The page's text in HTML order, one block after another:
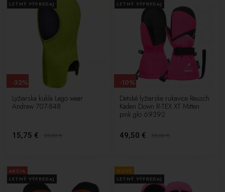
LETNÝ VÝPREDAJ
Lyžiarska kukla Lego wear
Andrew 707-848
15,75 € 23,00€
-32%
LETNÝ VÝPREDAJ
Detské lyžiarske rukavice Reusch
Kaden Down R-TEX XT Mitten
pink glo 69392
49,50 € 55,00€
-10%
AKCIA
LETNÝ VÝPREDAJ
NOVÉ
LETNÝ VÝPREDAJ